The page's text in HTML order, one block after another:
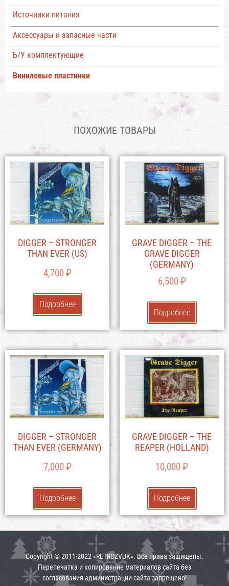
Источники питания
Аксессуары и запасные части
Б/У комплектующие
Виниловые пластинки
ПОХОЖИЕ ТОВАРЫ
DIGGER – STRONGER
THAN EVER (US)
4,700₽
Подробнее
GRAVE DIGGER – THE
GRAVE DIGGER
(GERMANY)
6,500₽
Подробнее
DIGGER – STRONGER
THAN EVER (GERMANY)
7,000₽
Подробнее
GRAVE DIGGER – THE
REAPER (HOLLAND)
10,000₽
Подробнее
Copyright © 2011-2022 «RETROZVUK». Все права защищены.
Перепечатка и копирование материалов сайта без
согласования администрации сайта запрещено!